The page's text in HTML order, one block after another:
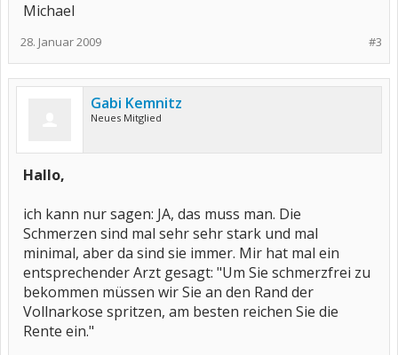
Michael
#3
28. Januar 2009
Gabi Kemnitz
Neues Mitglied
Hallo,
ich kann nur sagen: JA, das muss man. Die
Schmerzen sind mal sehr sehr stark und mal
minimal, aber da sind sie immer. Mir hat mal ein
entsprechender Arzt gesagt: "Um Sie schmerzfrei zu
bekommen müssen wir Sie an den Rand der
Vollnarkose spritzen, am besten reichen Sie die
Rente ein."